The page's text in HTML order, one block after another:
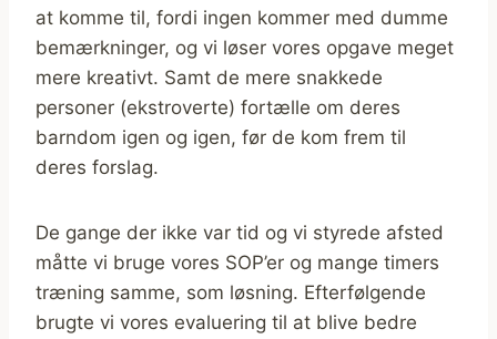
at komme til, fordi ingen kommer med dumme
bemærkninger, og vi løser vores opgave meget
mere kreativt. Samt de mere snakkede
personer (ekstroverte) fortælle om deres
barndom igen og igen, før de kom frem til
deres forslag.
De gange der ikke var tid og vi styrede afsted
måtte vi bruge vores SOP’er og mange timers
træning samme, som løsning. Efterfølgende
brugte vi vores evaluering til at blive bedre